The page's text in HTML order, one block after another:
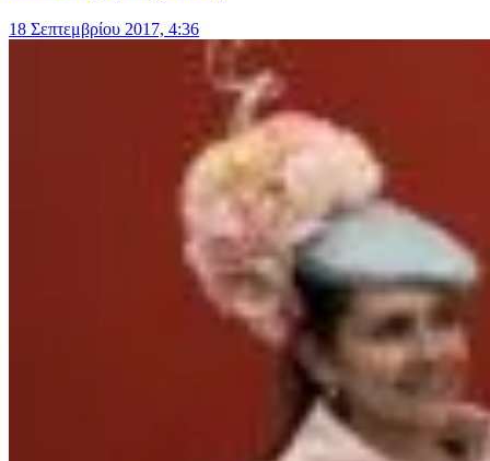
18 Σεπτεμβρίου 2017, 4:36